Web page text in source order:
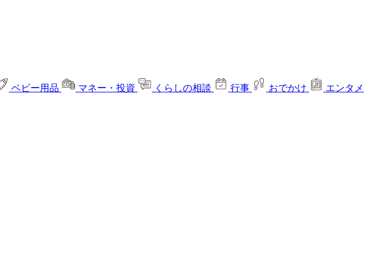
ベビー用品 マネー・投資 くらしの相談 行事 おでかけ
エンタメ